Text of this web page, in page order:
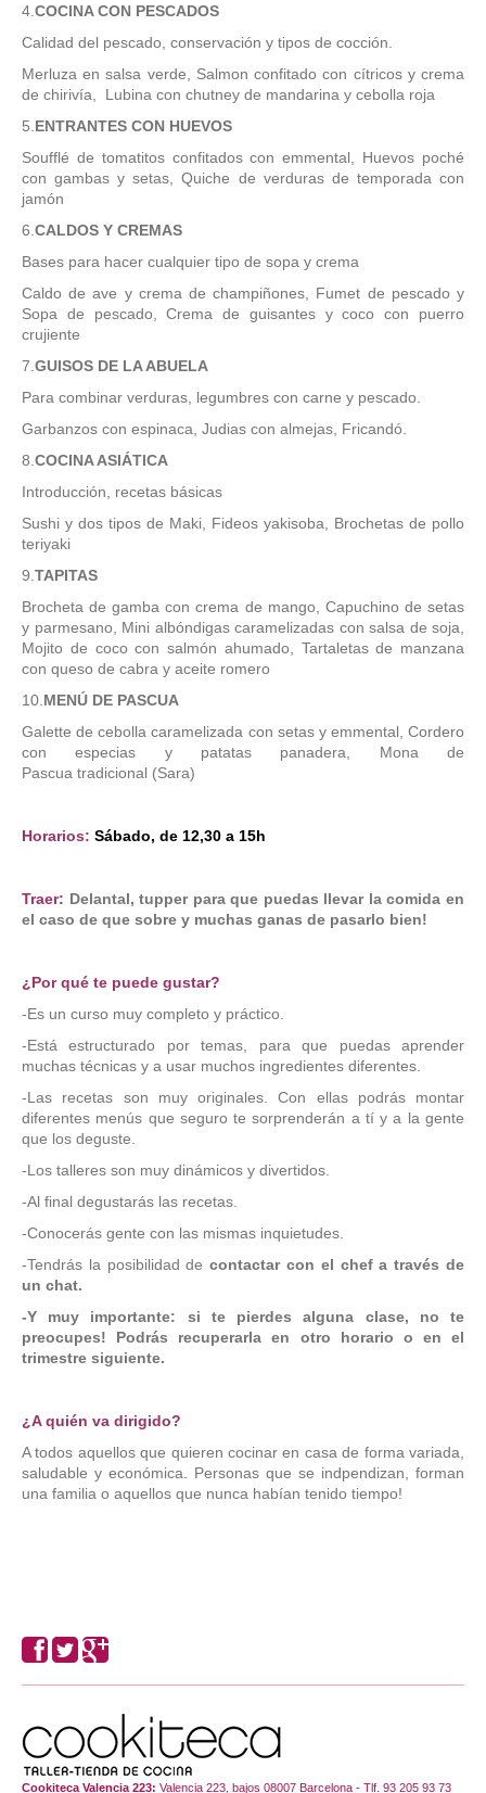
4. COCINA CON PESCADOS
Calidad del pescado, conservación y tipos de cocción.
Merluza en salsa verde, Salmon confitado con cítricos y crema
de chirivía, Lubina con chutney de mandarina y cebolla roja
5. ENTRANTES CON HUEVOS
Soufflé de tomatitos confitados con emmental, Huevos poché
con gambas y setas, Quiche de verduras de temporada con
jamón
6. CALDOS Y CREMAS
Bases para hacer cualquier tipo de sopa y crema
Caldo de ave y crema de champiñones, Fumet de pescado y
Sopa de pescado, Crema de guisantes y coco con puerro
crujiente
7. GUISOS DE LA ABUELA
Para combinar verduras, legumbres con carne y pescado.
Garbanzos con espinaca, Judias con almejas, Fricandó.
8. COCINA ASIÁTICA
Introducción, recetas básicas
Sushi y dos tipos de Maki, Fideos yakisoba, Brochetas de pollo
teriyaki
9. TAPITAS
Brocheta de gamba con crema de mango, Capuchino de setas
y parmesano, Mini albóndigas caramelizadas con salsa de soja,
Mojito de coco con salmón ahumado, Tartaletas de manzana
con queso de cabra y aceite romero
10. MENÚ DE PASCUA
Galette de cebolla caramelizada con setas y emmental, Cordero
con especias y patatas panadera, Mona de
Pascua tradicional (Sara)
Horarios: Sábado, de 12,30 a 15h
Traer: Delantal, tupper para que puedas llevar la comida en
el caso de que sobre y muchas ganas de pasarlo bien!
¿Por qué te puede gustar?
-Es un curso muy completo y práctico.
-Está estructurado por temas, para que puedas aprender
muchas técnicas y a usar muchos ingredientes diferentes.
-Las recetas son muy originales. Con ellas podrás montar
diferentes menús que seguro te sorprenderán a tí y a la gente
que los deguste.
-Los talleres son muy dinámicos y divertidos.
-Al final degustarás las recetas.
-Conocerás gente con las mismas inquietudes.
-Tendrás la posibilidad decontactar con el chef a través de
un chat.
-Y muy importante: si te pierdes alguna clase, no te
preocupes! Podrás recuperarla en otro horario o en el
trimestre siguiente.
¿A quién va dirigido?
A todos aquellos que quieren cocinar en casa de forma variada,
saludable y económica. Personas que se indpendizan, forman
una familia o aquellos que nunca habían tenido tiempo!
Cookiteca Valencia 223: Valencia 223, bajos 08007 Barcelona - Tlf. 93 205 93 73